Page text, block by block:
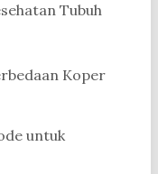
Tubuh
Koper
untuk